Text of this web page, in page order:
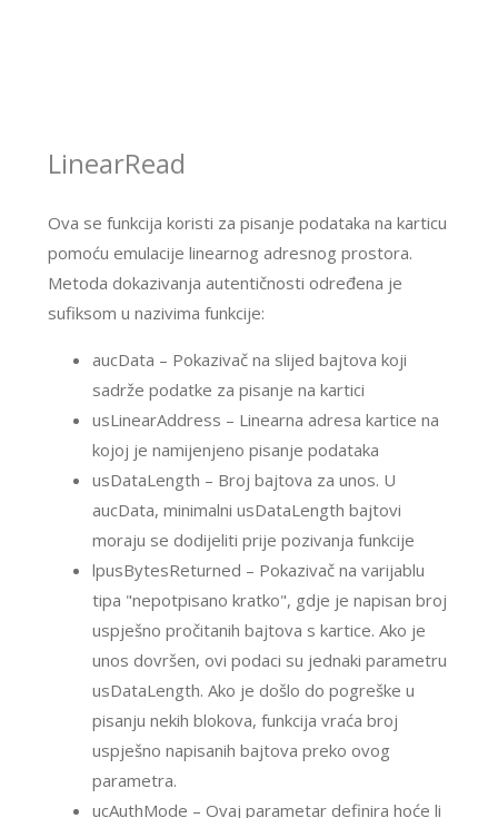
LinearRead
Ova se funkcija koristi za pisanje podataka na karticu
pomoću emulacije linearnog adresnog prostora.
Metoda dokazivanja autentičnosti određena je
sufiksom u nazivima funkcije:
aucData – Pokazivač na slijed bajtova koji
sadrže podatke za pisanje na kartici
usLinearAddress – Linearna adresa kartice na
kojoj je namijenjeno pisanje podataka
usDataLength – Broj bajtova za unos. U
aucData, minimalni usDataLength bajtovi
moraju se dodijeliti prije pozivanja funkcije
lpusBytesReturned – Pokazivač na varijablu
tipa "nepotpisano kratko", gdje je napisan broj
uspješno pročitanih bajtova s kartice. Ako je
unos dovršen, ovi podaci su jednaki parametru
usDataLength. Ako je došlo do pogreške u
pisanju nekih blokova, funkcija vraća broj
uspješno napisanih bajtova preko ovog
parametra.
ucAuthMode – Ovaj parametar definira hoće li